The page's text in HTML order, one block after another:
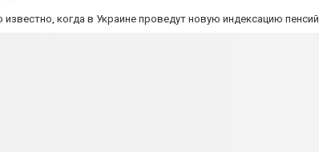
известно, когда в Украине проведут новую индексацию пенсий